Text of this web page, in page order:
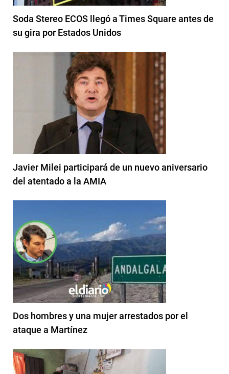
Soda Stereo ECOS llegó a Times Square antes de
su gira por Estados Unidos
Javier Milei participará de un nuevo aniversario
del atentado a la AMIA
Dos hombres y una mujer arrestados por el
ataque a Martínez